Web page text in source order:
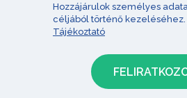
Hozzájárulok személyes
céljából történő kezeléséhez.
Tájékoztató